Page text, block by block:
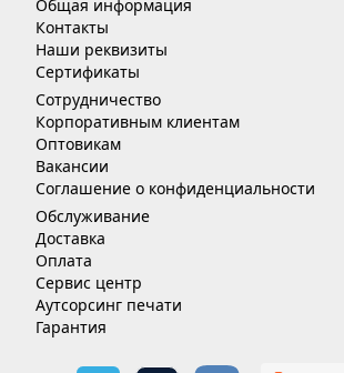
Общая информация
Контакты
Наши реквизиты
Сертификаты
Сотрудничество
Корпоративным клиентам
Оптовикам
Вакансии
Соглашение о конфиденциальности
Обслуживание
Доставка
Оплата
Сервис центр
Аутсорсинг печати
Гарантия